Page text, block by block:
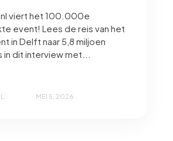
viert het 100.000e
event! Lees de reis van het
in Delft naar 5,8 miljoen
dit interview met...
MEI 5, 2026